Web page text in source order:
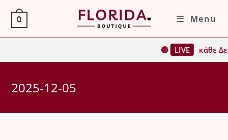
content
0 Menu
🔴 LIVE κάθε
2025-12-05